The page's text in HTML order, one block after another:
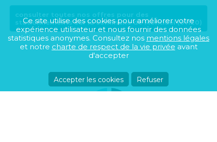
consulter toutes nos offres pour des
stationnements sur la commune de Montluel (01120)
Ce site utilise des cookies pour améliorer votre
expérience utilisateur et nous fournir des données
statistiques anonymes. Consultez nos mentions légales
et notre charte de respect de la vie privée avant
d'accepter
Accepter les cookies Refuser